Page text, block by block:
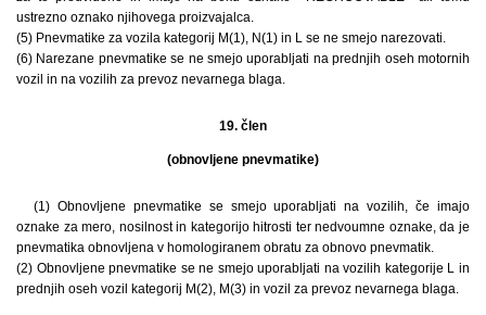
ustrezno oznako njihovega proizvajalca.
(5) Pnevmatike za vozila kategorij M(1), N(1) in L se ne smejo narezovati.
(6) Narezane pnevmatike se ne smejo uporabljati na prednjih oseh motornih
vozil in na vozilih za prevoz nevarnega blaga.
19. člen
(obnovljene pnevmatike)
(1) Obnovljene pnevmatike se smejo uporabljati na vozilih, če imajo
oznake za mero, nosilnost in kategorijo hitrosti ter nedvoumne oznake, da je
pnevmatika obnovljena v homologiranem obratu za obnovo pnevmatik.
(2) Obnovljene pnevmatike se ne smejo uporabljati na vozilih kategorije L in
prednjih oseh vozil kategorij M(2), M(3) in vozil za prevoz nevarnega blaga.